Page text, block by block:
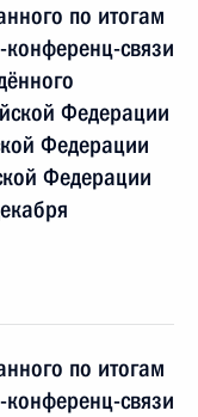
по итогам
связи
Федерации
Федерации
Федерации
по итогам
связи